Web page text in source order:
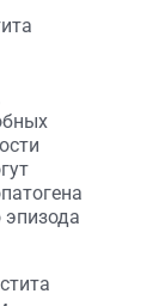
эпизода